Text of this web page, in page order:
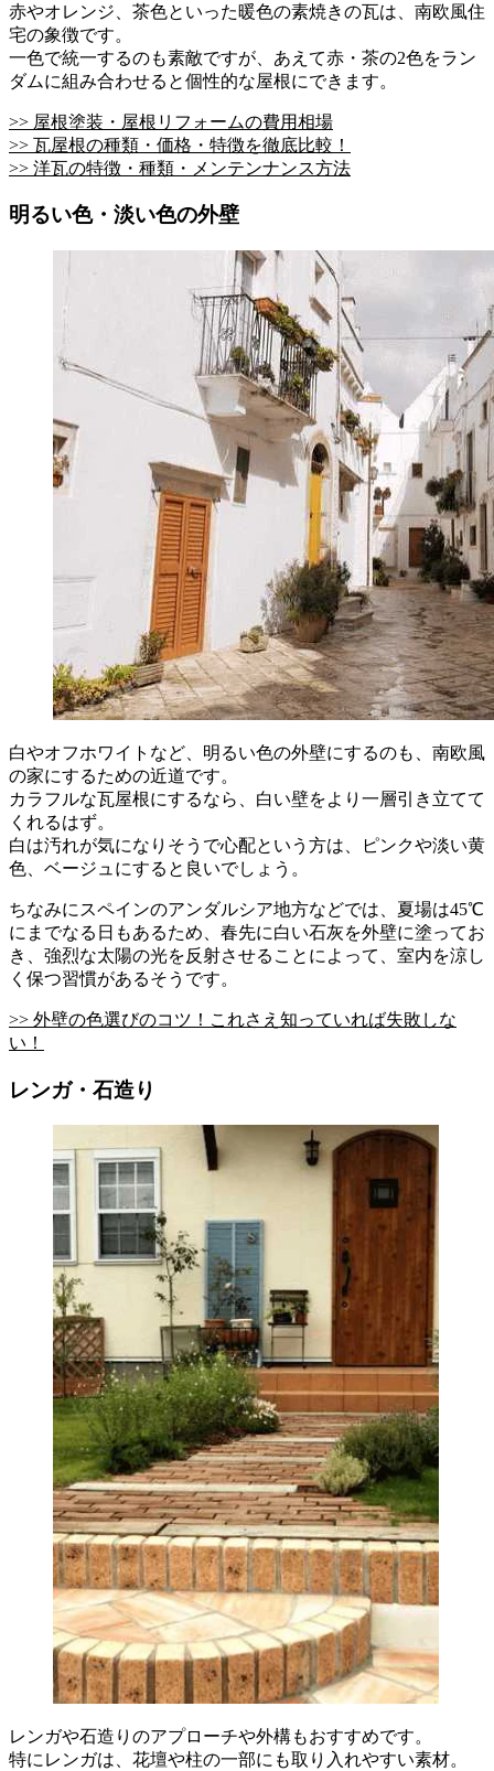
赤やオレンジ、茶色といった暖色の素焼きの瓦は、南欧風住
宅の象徴です。
一色で統一するのも素敵ですが、あえて赤・茶の2色をラン
ダムに組み合わせると個性的な屋根にできます。
>> 屋根塗装・屋根リフォームの費用相場
>> 瓦屋根の種類・価格・特徴を徹底比較！
>> 洋瓦の特徴・種類・メンテンナンス方法
明るい色・淡い色の外壁
白やオフホワイトなど、明るい色の外壁にするのも、南欧風
の家にするための近道です。
カラフルな瓦屋根にするなら、白い壁をより一層引き立てて
くれるはず。
白は汚れが気になりそうで心配という方は、ピンクや淡い黄
色、ベージュにすると良いでしょう。
ちなみにスペインのアンダルシア地方などでは、夏場は45℃
にまでなる日もあるため、春先に白い石灰を外壁に塗ってお
き、強烈な太陽の光を反射させることによって、室内を涼し
く保つ習慣があるそうです。
>> 外壁の色選びのコツ！これさえ知っていれば失敗しな
い！
レンガ・石造り
レンガや石造りのアプローチや外構もおすすめです。
特にレンガは、花壇や柱の一部にも取り入れやすい素材。